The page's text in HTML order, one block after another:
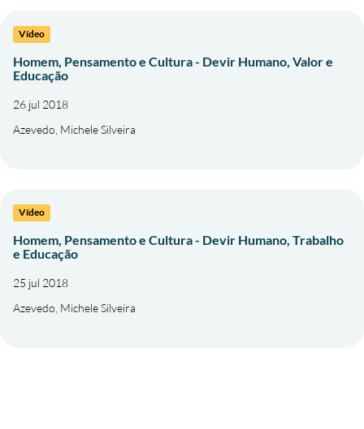
Vídeo
Homem, Pensamento e Cultura - Devir Humano, Valor e
Educação
26 jul 2018
Azevedo, Michele Silveira
Vídeo
Homem, Pensamento e Cultura - Devir Humano, Trabalho
e Educação
25 jul 2018
Azevedo, Michele Silveira